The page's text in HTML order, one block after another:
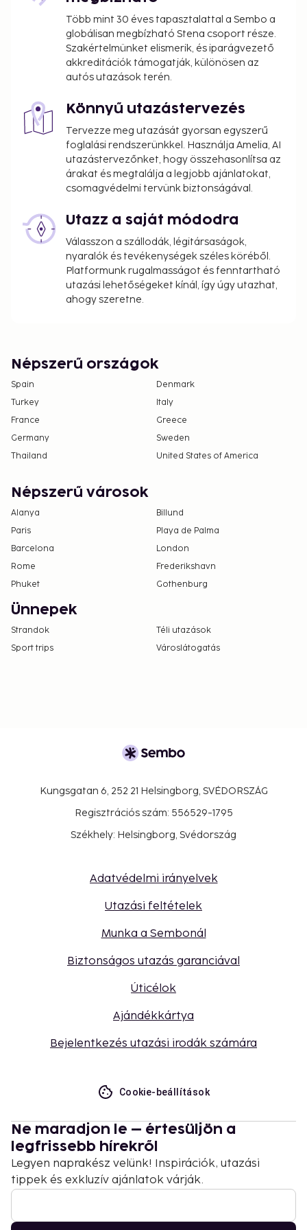
person, per night. This tax does not apply to
children under 18 years of age.
We have included all charges provided to us by the
Fee for continental breakfast: approximately
EUR 14.5 for adults and EUR 9 for children
Covered self parking fee: EUR 25 per night
The above list may not be comprehensive. Fees and
deposits may not include tax and are subject to
Cash transactions at this property cannot
exceed EUR 1000, due to national regulations.
For further details, please contact the property
using information in the booking confirmation.
Parking height restrictions apply.
Több mint 30 éves tapasztalattal a Sembo a
globálisan megbízható Stena csoport része.
Szakértelmünket elismerik, és iparágvezető
akkreditációk támogatják, különösen az
autós utazások terén.
Könnyű utazástervezés
Tervezze meg utazását gyorsan egyszerű
foglalási rendszerünkkel. Használja Amelia, AI
utazástervezőnket, hogy összehasonlítsa az
árakat és megtalálja a legjobb ajánlatokat,
csomagvédelmi tervünk biztonságával.
Utazz a saját módodra
Válasszon a szállodák, légitársaságok,
nyaralók és tevékenységek széles köréből.
Platformunk rugalmasságot és fenntartható
utazási lehetőségeket kínál, így úgy utazhat,
ahogy szeretne.
Népszerű országok
Spain
Denmark
Turkey
Italy
France
Greece
Germany
Sweden
Thailand
United States of America
Népszerű városok
Alanya
Billund
Paris
Playa de Palma
Barcelona
London
Rome
Frederikshavn
Phuket
Gothenburg
Ünnepek
Strandok
Téli utazások
Sport trips
Városlátogatás
Kungsgatan 6, 252 21 Helsingborg, SVÉDORSZÁG
Regisztrációs szám: 556529-1795
Székhely: Helsingborg, Svédország
Adatvédelmi irányelvek
Utazási feltételek
Munka a Sembonál
Biztonságos utazás garanciával
Úticélok
Ajándékkártya
Bejelentkezés utazási irodák számára
Cookie-beállítások
Ne maradjon le – értesüljön a
legfrissebb hírekről
Legyen naprakész velünk! Inspirációk, utazási
tippek és exkluzív ajánlatok várják.